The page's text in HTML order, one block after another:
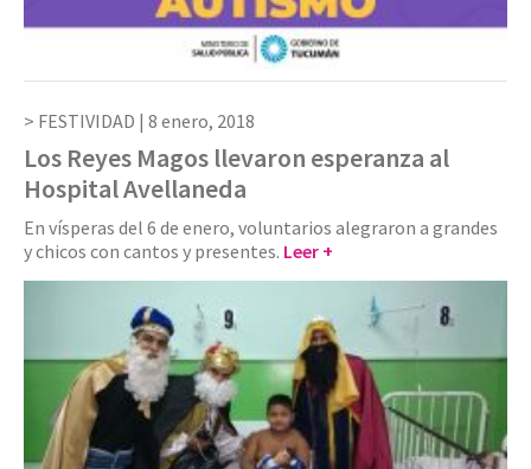
FESTIVIDAD | 8 enero, 2018
Los Reyes Magos llevaron esperanza al
Hospital Avellaneda
En vísperas del 6 de enero, voluntarios alegraron a grandes
y chicos con cantos y presentes. Leer +